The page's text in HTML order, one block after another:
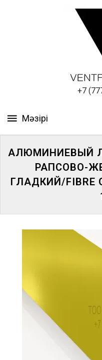
+7
ПАНЕЛИ
АЛЮМИНИЕВЫЙ
РАПСОВО-
ГЛАДКИЙ/FIBRE